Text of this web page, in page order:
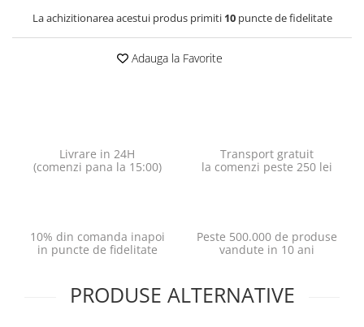
La achizitionarea acestui produs primiti 10puncte de fidelitate
Adauga la Favorite
Livrare in 24H
(comenzi pana la 15:00)
Transport gratuit
la comenzi peste 250 lei
10% din comanda inapoi
in puncte de fidelitate
Peste 500.000 de produse
vandute in 10 ani
PRODUSE ALTERNATIVE